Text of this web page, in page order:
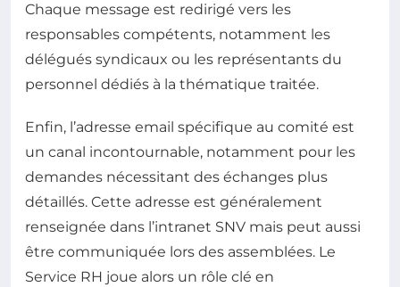
Chaque message est redirigé vers les
responsables compétents, notamment les
délégués syndicaux ou les représentants du
personnel dédiés à la thématique traitée.
Enfin, l’adresse email spécifique au comité est
un canal incontournable, notamment pour les
demandes nécessitant des échanges plus
détaillés. Cette adresse est généralement
renseignée dans l’intranet SNV mais peut aussi
être communiquée lors des assemblées. Le
Service RH joue alors un rôle clé en